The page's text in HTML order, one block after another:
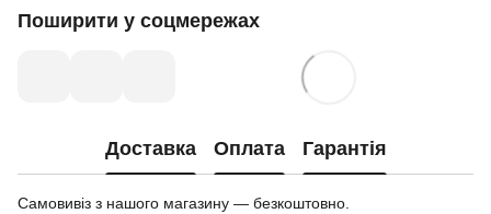
Поширити у соцмережах
Доставка Оплата Гарантія
Самовивіз з нашого магазину — безкоштовно.